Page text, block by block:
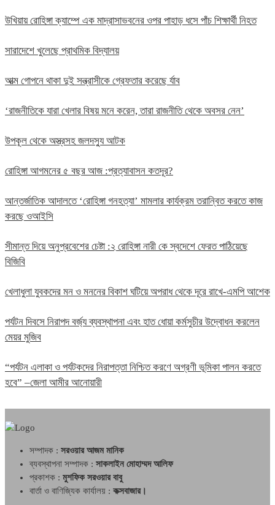
উখিয়ায় রোহিঙ্গা ক্যাম্পে এক মাদ্রাসাভবনের ওপর পাহাড় ধসে পাঁচ শিক্ষার্থী নিহত
সারাদেশে খুলেছে প্রাথমিক বিদ্যালয়
আত্ম গোপনে থাকা দুই সন্ত্রাসীকে গ্রেফতার করেছে র্যাব
‘রাজনীতিকে যারা খেলার বিষয় মনে করেন, তারা রাজনীতি থেকে অবসর নেন’
উপকূল থেকে অস্ত্রসহ জলদস্যু আটক
রোহিঙ্গা আগমনের ৫ বছর আজ :প্রত্যাবাসন কতদূর?
আন্তর্জাতিক আদালতে ‘রোহিঙ্গা গনহত্যা’ মামলার কার্যক্রম তরান্বিত করতে কাজ
করছে ওআইসি
সীমান্ত দিয়ে অনুপ্রবেশের চেষ্টা :২ রোহিঙ্গা নারী কে স্বদেশে ফেরত পাঠিয়েছে
বিজিবি
খেলাধুলা যুবকদের মন ও মননের বিকাশ ঘটিয়ে অপরাধ থেকে দূরে রাখে-এমপি আশেক
পর্যটন দিবসে নিরাপদ বর্জ্য ব্যবস্থাপনা এবং হাত ধোয়া কর্মসুচীর উদ্বোধন করলেন
মেয়র মুজিব
“পর্যটন এলাকা ও পর্যটকদের নিরাপত্তা নিশ্চিত করণে অগ্রণী ভূমিকা পালন করতে
হবে” –জেলা আমীর আনোয়ারী
সম্পাদক : সরওয়ার আজম মানিক
ব্যবস্থাপনা সম্পাদক : সাকলাইন মোহাম্মদ আলিফ
প্রকাশক : মুশফিক সরওয়ার বাবু
বার্তা ও বাণিজ্যিক কার্যালয় : কক্সবাজার।